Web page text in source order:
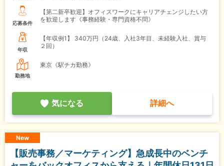
応募条件
【第二新卒歓迎】オフィスワークにキャリアチェンジしたい方
を歓迎します《事務経験・専門資格不問》
年収
【年収例1】
340万円（24歳、入社3年目、未経験入社、賞与
２回）
勤務地
東京《駅チカ勤務》
気になる 詳細へ
New
【販売事務／マーケティング】急成長中のベンチ